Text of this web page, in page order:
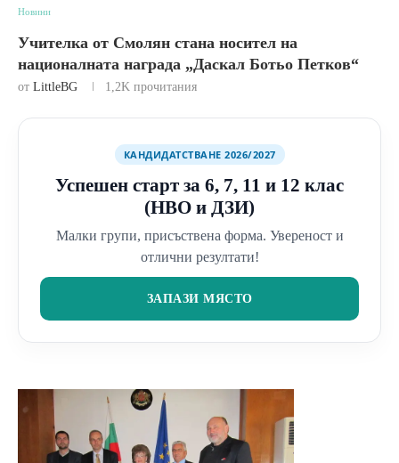
Новини
Учителка от Смолян стана носител на
националната награда „Даскал Ботьо Петков“
от LittleBG 1,2K прочитания
КАНДИДАТСТВАНЕ 2026/2027
Успешен старт за 6, 7, 11 и 12 клас
(НВО и ДЗИ)
Малки групи, присъствена форма. Увереност и
отлични резултати!
ЗАПАЗИ МЯСТО